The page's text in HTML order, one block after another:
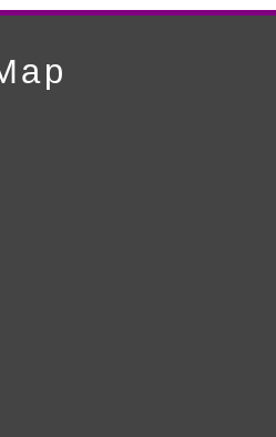
22年3月9日
成21年12月4日